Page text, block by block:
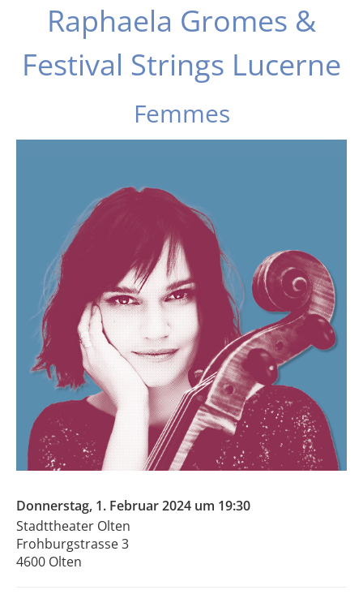
Raphaela Gromes &
Festival Strings Lucerne
Femmes
Donnerstag, 1. Februar 2024 um 19:30
Stadttheater Olten
Frohburgstrasse 3
4600 Olten